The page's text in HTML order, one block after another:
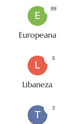
E
Europeana
99
L
Libaneza
5
T
3